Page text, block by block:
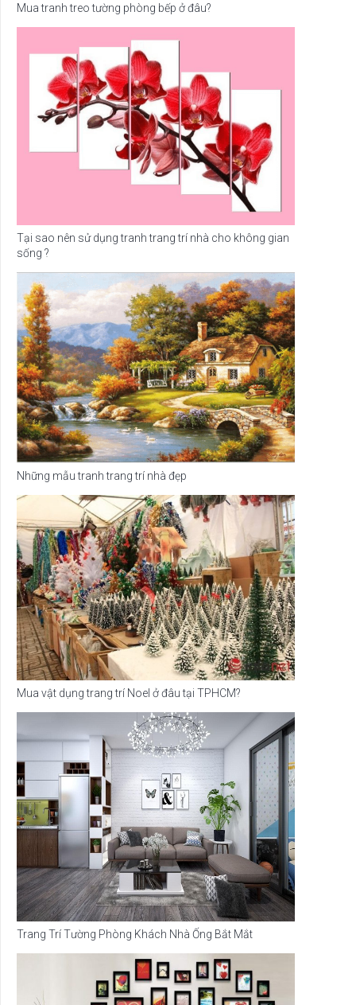
Mua tranh treo tường phòng bếp ở đâu?
Tại sao nên sử dụng tranh trang trí nhà cho không gian
sống ?
Những mẫu tranh trang trí nhà đẹp
Mua vật dụng trang trí Noel ở đâu tại TPHCM?
Trang Trí Tường Phòng Khách Nhà Ống Bắt Mắt